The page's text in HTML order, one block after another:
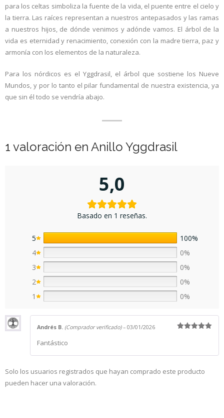
para los celtas simboliza la fuente de la vida, el puente entre el cielo y
la tierra. Las raíces representan a nuestros antepasados y las ramas
a nuestros hijos, de dónde venimos y adónde vamos. El árbol de la
vida es eternidad y renacimiento, conexión con la madre tierra, paz y
armonía con los elementos de la naturaleza.
Para los nórdicos es el Yggdrasil, el árbol que sostiene los Nueve
Mundos, y por lo tanto el pilar fundamental de nuestra existencia, ya
que sin él todo se vendría abajo.
1 valoración en Anillo Yggdrasil
5,0
Basado en 1 reseñas.
5
100%
4
0%
3
0%
2
0%
1
0%
Andrés B. (Comprador verificado) – 03/01/2026
Fantástico
Solo los usuarios registrados que hayan comprado este producto
pueden hacer una valoración.